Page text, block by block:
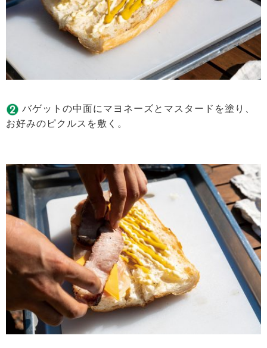
バゲットの中面にマヨネーズとマスタードを塗り、
お好みのピクルスを敷く。